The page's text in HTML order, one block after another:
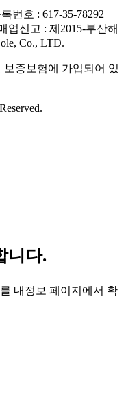
번호 : 617-35-78292 |
업신고 : 제2015-부산해
Co., LTD.
보증보험에 가입되어 있
니다.
내정보 페이지에서 확